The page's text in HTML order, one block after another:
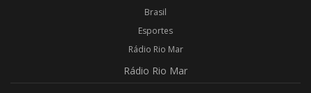
Brasil
Esportes
Rádio Rio Mar
Rádio Rio Mar